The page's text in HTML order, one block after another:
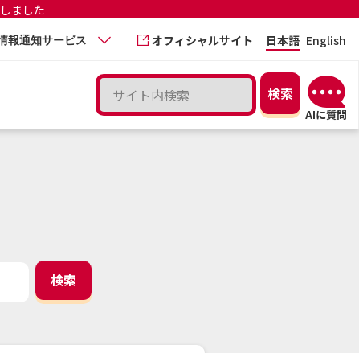
ました
報通知サービス オフィシャルサイト 日本語 English